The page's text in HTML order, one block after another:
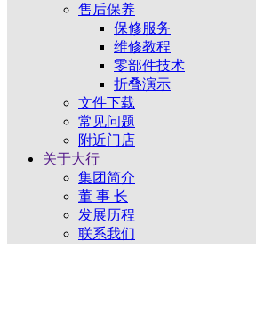
售后保养
保修服务
维修教程
零部件技术
折叠演示
文件下载
常见问题
附近门店
关于大行
集团简介
董 事 长
发展历程
联系我们